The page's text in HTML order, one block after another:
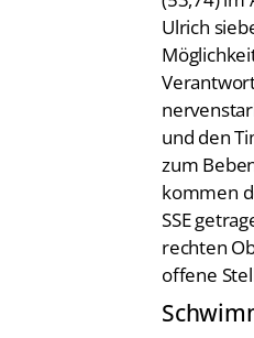
Ulrich
und den
zum
kommen
SSE
rechten
offene